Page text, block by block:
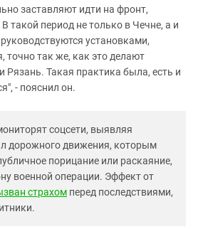
заставляют идти на фронт,
такой период не только в Чечне, а и
установками,
так же, как это делают
Рязань. Такая практика была, есть и
- пояснил он.
соцсети, выявляя
дорожного движения, которым
порицание или раскаяние,
военной операции. Эффект от
страхом перед последствиями,